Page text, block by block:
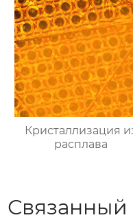
Кристаллизация
расплава
Связанный